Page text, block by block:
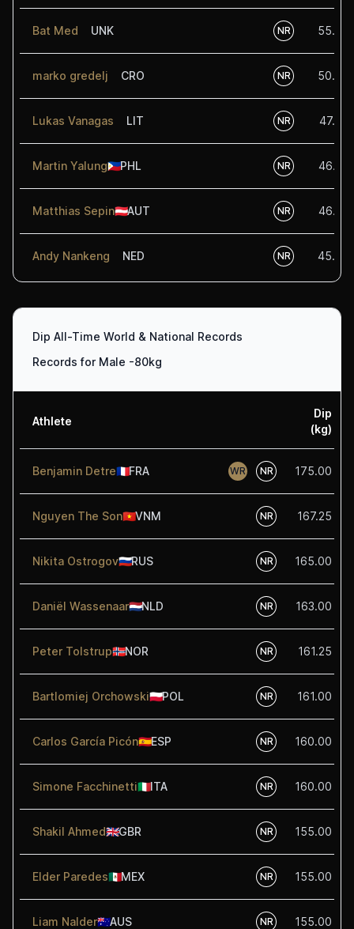
Bat Med UNK NR 55.00
marko gredelj CRO NR 50.00
Lukas Vanagas LIT NR 47.50
Martin Yalung🇵🇭PHL NR 46.25
Matthias Sepin🇦🇹AUT NR 46.25
Andy Nankeng NED NR 45.00
Dip All-Time World & National Records
Records for Male -80kg
Athlete
Dip
(kg)
Benjamin Detre🇫🇷FRA WR NR 175.00
Nguyen The Son🇻🇳VNM NR 167.25
Nikita Ostrogov🇷🇺RUS NR 165.00
Daniël Wassenaar🇳🇱NLD NR 163.00
Peter Tolstrup🇳🇴NOR NR 161.25
Bartlomiej Orchowski🇵🇱POL NR 161.00
Carlos García Picón🇪🇸ESP NR 160.00
Simone Facchinetti🇮🇹ITA NR 160.00
Shakil Ahmed🇬🇧GBR NR 155.00
Elder Paredes🇲🇽MEX NR 155.00
Liam Nalder🇦🇺AUS NR 155.00